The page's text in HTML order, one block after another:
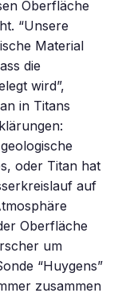
Oberfläche
“Unsere
Material
die
wird”,
in Titans
oder Titan hat
auf
Oberfläche
um
“Huygens”
zusammen